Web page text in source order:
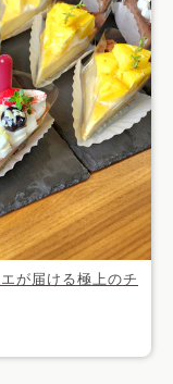
が届ける極上のチ